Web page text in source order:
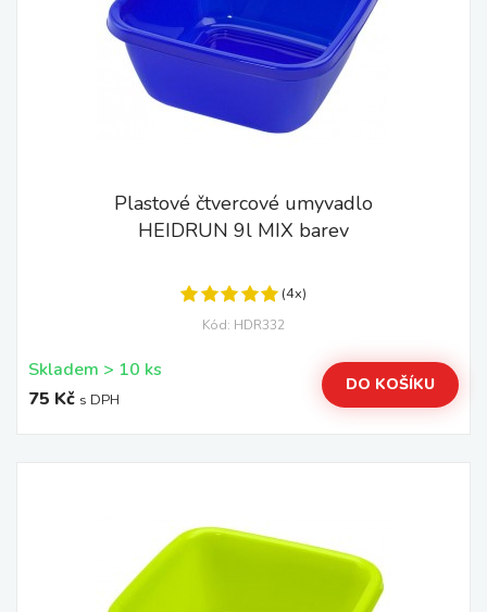
Plastové čtvercové umyvadlo
HEIDRUN 9l MIX barev
(4x)
Kód: HDR332
Skladem > 10 ks
75 Kč s DPH
DO KOŠÍKU